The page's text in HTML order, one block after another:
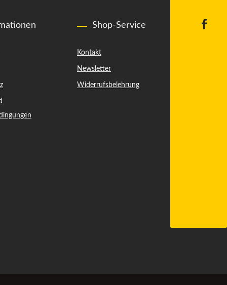
Shop-Service
Kontakt
Newsletter
Widerrufsbelehrung